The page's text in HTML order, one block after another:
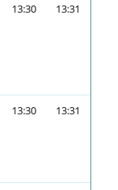
13:30 13:31
13:30 13:31